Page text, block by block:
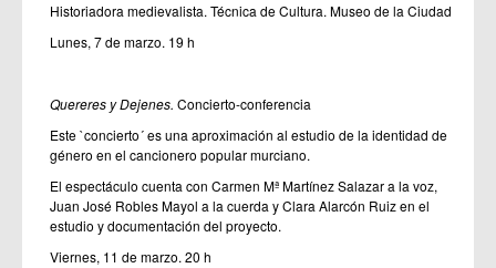
Historiadora medievalista. Técnica de Cultura. Museo de la Ciudad
Lunes, 7 de marzo. 19 h
Quereres y Dejenes. Concierto-conferencia
Este `concierto´ es una aproximación al estudio de la identidad de
género en el cancionero popular murciano.
El espectáculo cuenta con Carmen Mª Martínez Salazar a la voz,
Juan José Robles Mayol a la cuerda y Clara Alarcón Ruiz en el
estudio y documentación del proyecto.
Viernes, 11 de marzo. 20 h